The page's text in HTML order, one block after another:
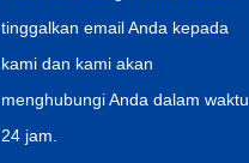
tinggalkan email Anda kepada
kami dan kami akan
menghubungi Anda dalam waktu
24 jam.